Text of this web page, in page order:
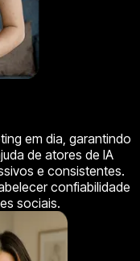
em dia, garantindo
de atores de IA
e consistentes.
confiabilidade
sociais.